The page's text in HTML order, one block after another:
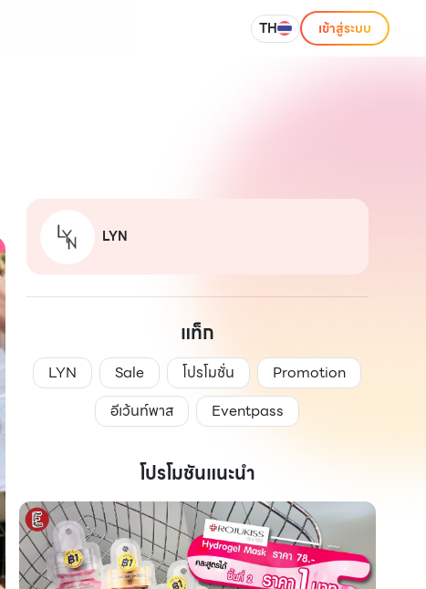
TH เข้าสู่ระบบ
LYN
แท็ก
LYN Sale โปรโมชั่น
Promotion
อีเว้นท์พาส
Eventpass
โปรโมชันแนะนำ